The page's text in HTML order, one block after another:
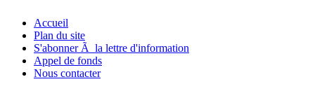
Accueil
Plan du site
S'abonner Ã la lettre d'information
Appel de fonds
Nous contacter